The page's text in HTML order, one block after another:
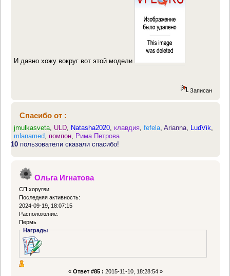
И давно хожу вокруг вот этой модели
Записан
Спасибо от :
jmulkasveta, ULD, Natasha2020,клавдия,fefela,Arianna, LudVik,
mlanamed, помпон, Рима Петрова
10 пользователи сказали спасибо!
Ольга Игнатова
СП хоругви
Последняя активность:
2024-09-19, 18:07:15
Расположение:
Пермь
Награды
« Ответ #85 : 2015-11-10, 18:28:54 »